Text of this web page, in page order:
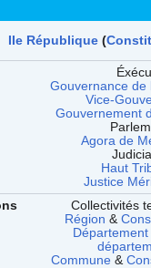
IIe République (
Gouvernance de
Vice-
Gouvernement
Agora de
Haut
Justice
Collectivités
Région &
Département
Commune &